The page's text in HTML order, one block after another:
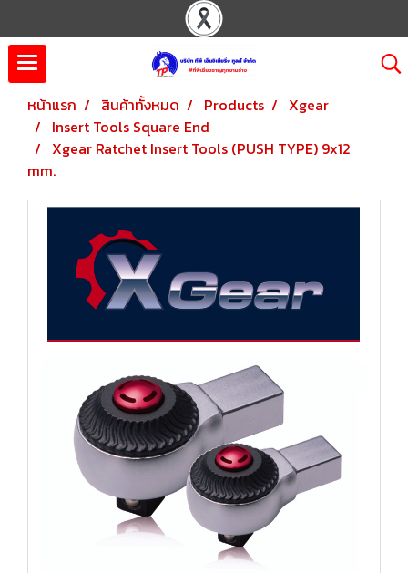
หน้าแรก สินค้าทั้งหมด Products
Xgear
Insert Tools Square End
Xgear Ratchet Insert Tools (PUSH TYPE) 9x12
mm.